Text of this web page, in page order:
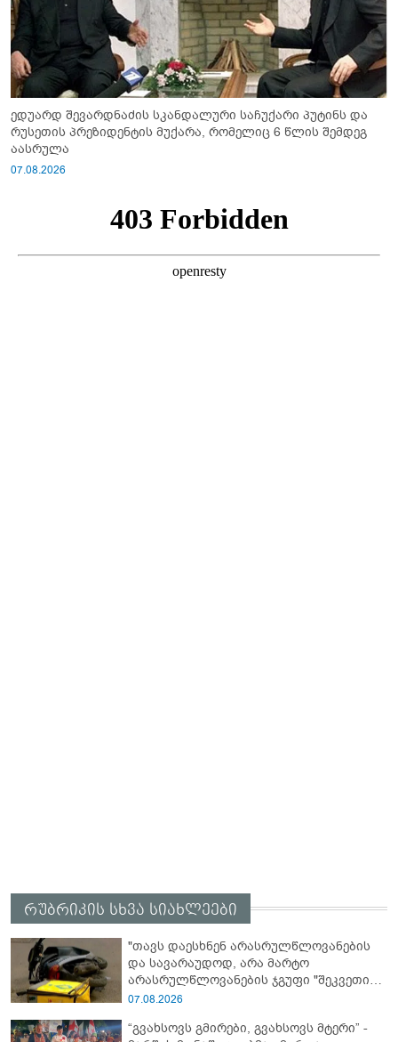
ედუარდ შევარდნაძის სკანდალური საჩუქარი პუტინს და
რუსეთის პრეზიდენტის მუქარა, რომელიც 6 წლის შემდეგ
აასრულა
07.08.2026
რუბრიკის სხვა სიახლეები
"თავს დაესხნენ არასრულწლოვანების
და სავარაუდოდ, არა მარტო
არასრულწლოვანების ჯგუფი "შეკვეთის
მიტანისას, "გლოვოს" კურიერია
ადვოკატი?
07.08.2026
“გვახსოვს გმირები, გვახსოვს მტერი” -